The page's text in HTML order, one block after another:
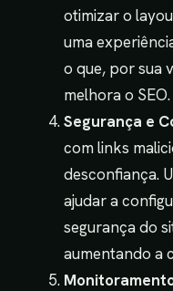
otimizar o
uma
o que, por sua
melhora o SEO.
Segurança e
com links
desconfiança.
ajudar a
segurança do
aumentando a